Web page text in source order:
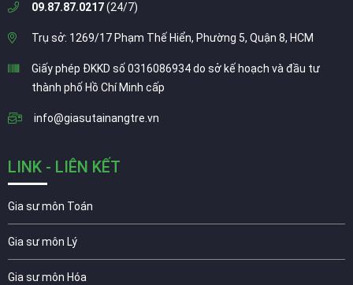
09.87.87.0217(24/7)
Trụ sở: 1269/17 Phạm Thế Hiển, Phường 5, Quận 8, HCM
Giấy phép ĐKKD số 0316086934 do sở kế hoạch và đầu tư
thành phố Hồ Chí Minh cấp
info@giasutainangtre.vn
LINK - LIÊN KẾT
Gia sư môn Toán
Gia sư môn Lý
Gia sư môn Hóa